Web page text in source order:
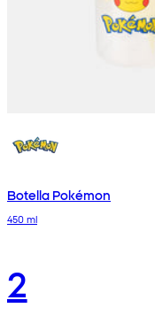
Botella Pokémon
450 ml
2